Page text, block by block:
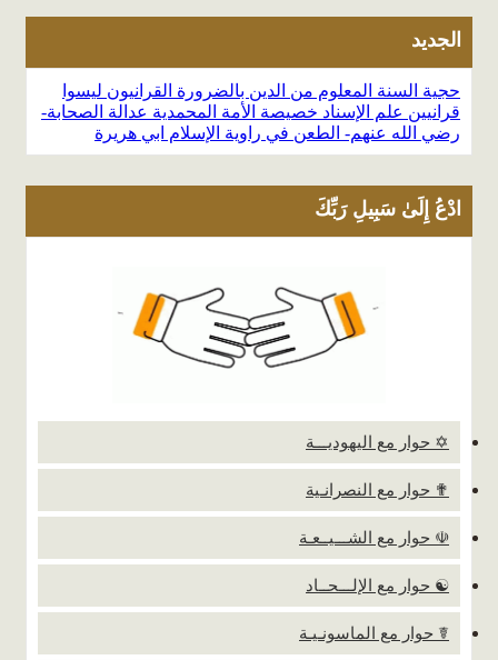
الجديد
حجية السنة المعلوم من الدين بالضرورة القرانيون ليسوا
قرانيين علم الإسناد خصيصة الأمة المحمدية عدالة الصحابة-
رضي الله عنهم- الطعن في راوية الإسلام ابي هريرة
ادْعُ إِلَىٰ سَبِيلِ رَبِّكَ
✡ حوار مع اليهوديـــة
✟ حوار مع النصرانـية
☫ حوار مع الشـــيــعـة
☯ حوار مع الإلـــحــاد
☤ حوار مع الماسونـيـة